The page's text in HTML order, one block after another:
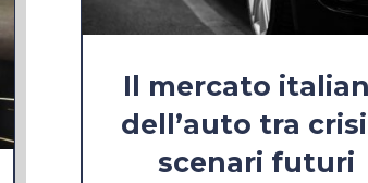
Il mercato
dell’auto tra
scenari futuri